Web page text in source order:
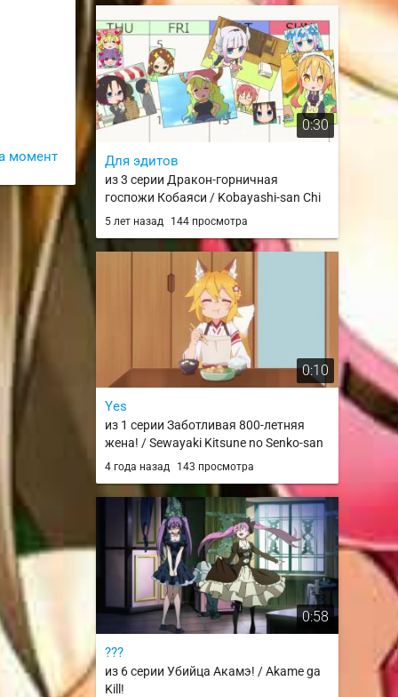
момент
0:30
Для эдитов
из 3 серии Дракон-горничная
госпожи Кобаяси / Kobayashi-san Chi
no Maid Dragon / Maid Dragon
5 лет назад 144 просмотра
0:10
Yes
из 1 серии Заботливая 800-летняя
жена! / Sewayaki Kitsune no Senko-san
4 года назад 143 просмотра
0:58
???
из 6 серии Убийца Акамэ! / Akame ga
Kill!